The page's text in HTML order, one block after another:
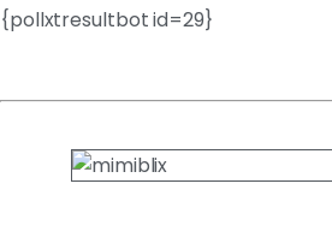
{pollxtresultbot id=29}